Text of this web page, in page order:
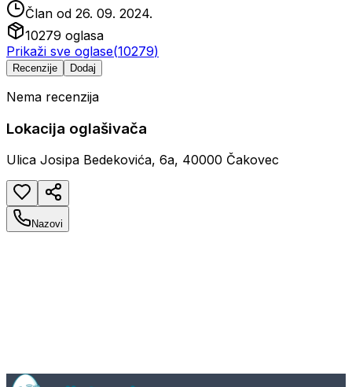
Član od 26. 09. 2024.
10279 oglasa
Prikaži sve oglase(10279)
Recenzije Dodaj
Nema recenzija
Lokacija oglašivača
Ulica Josipa Bedekovića, 6a, 40000 Čakovec
Nazovi